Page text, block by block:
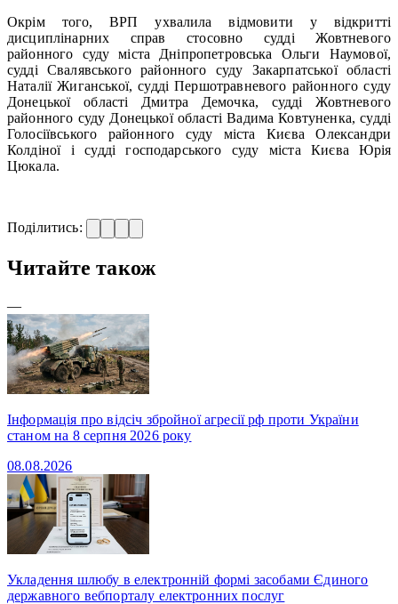
Окрім того, ВРП ухвалила відмовити у відкритті
дисциплінарних справ стосовно судді Жовтневого
районного суду міста Дніпропетровська Ольги Наумової,
судді Свалявського районного суду Закарпатської області
Наталії Жиганської, судді Першотравневого районного суду
Донецької області Дмитра Демочка, судді Жовтневого
районного суду Донецької області Вадима Ковтуненка, судді
Голосіївського районного суду міста Києва Олександри
Колдіної і судді господарського суду міста Києва Юрія
Цюкала.
Поділитись:
Читайте також
—
Інформація про відсіч збройної агресії рф проти України
станом на 8 серпня 2026 року
08.08.2026
Укладення шлюбу в електронній формі засобами Єдиного
державного вебпорталу електронних послуг